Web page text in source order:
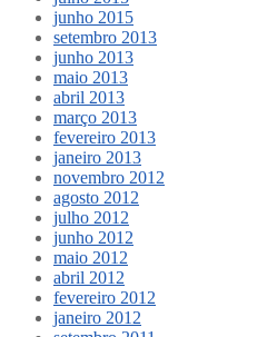
junho 2015
setembro 2013
junho 2013
maio 2013
abril 2013
março 2013
fevereiro 2013
janeiro 2013
novembro 2012
agosto 2012
julho 2012
junho 2012
maio 2012
abril 2012
fevereiro 2012
janeiro 2012